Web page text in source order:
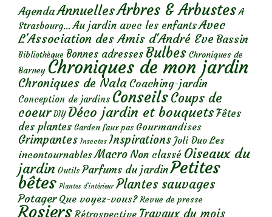
AgendaAnnuellesArbres & Arbustes A
Strasbourg... Au jardin avec les enfantsAvec
L'Association des Amis d'André Eve Bassin
Bibliothèque Bonnes adresses Bulbes Chroniques de
Barney Chroniques de mon jardin
Chroniques de Nala Coaching-jardin
Conception de jardins ConseilsCoups de
coeur DIY Déco jardin et bouquetsFêtes
des plantes Garden faux pas Gourmandises
Grimpantes Insectes Inspirations Joli Duo Les
incontournables Macro Non classé Oiseaux du
jardin Outils Parfums du jardinPetites
bêtes Plantes d’intérieur Plantes sauvages
Potager Que voyez-vous? Revue de presse
Rosiers Rétrospective Travaux du mois